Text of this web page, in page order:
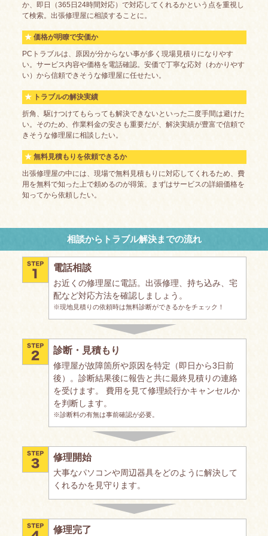
か、即日（365日24時間対応）で対応してくれるかという点を重視し
て検索。出張修理屋に相談することに。
価格が明瞭で安価か
PCトラブルは、原因が分からない事が多く現場見積りになりやす
い。サービス内容や価格を電話確認。安価で丁寧な応対（わかりやす
い）から信頼できそうな修理屋に任せたい。
トラブルの解決実績
折角、駆けつけてもらっても解決できないといった二度手間は避けた
い。そのため、作業料金の安さも重要だが、解決実績が豊富で信頼で
きそうな修理屋に相談したい。
無料見積もりを依頼できるか
出張修理屋の中には、現場で無料見積もりに対応してくれるため、費
用を無料で知った上で頼めるのが得策。まずはサービスの詳細価格を
知ってから依頼したい。
相談からトラブル解決までの流れ
電話相談
お近くの修理屋に電話。出張修理、持ち込み、宅
配など対応方法を確認しましょう。
※現地見積りの依頼時は無料診断ができるかをチェック！
診断・見積もり
修理屋が故障箇所や原因を特定（即日から3日前
後）。診断結果後に報告と共に最終見積りの連絡
を受けます。 費用を見て修理続行かキャンセルか
を判断します。
※診断料の有無は事前確認が必要。
修理開始
大事なパソコンや周辺器具をどのように解決して
くれるかを見守ります。
修理完了